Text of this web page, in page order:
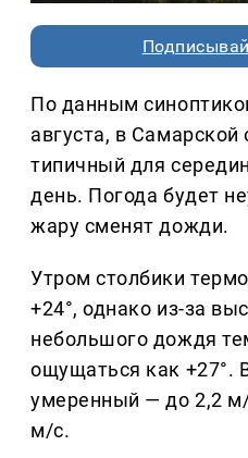
По данным
августа, в Самарской
типичный для
день. Погода будет
жару сменят дожди.
Утром столбики
+24°, однако из-за
небольшого дождя
ощущаться как +27°.
умеренный — до 2,2
м/с.